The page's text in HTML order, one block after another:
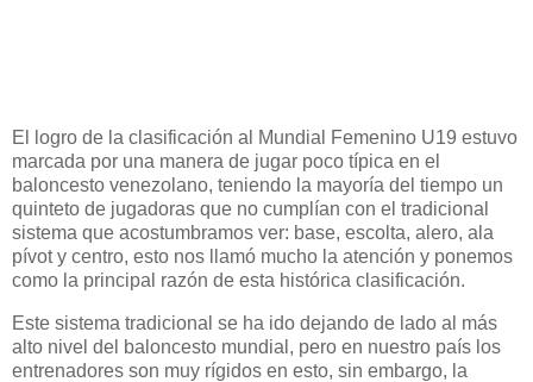
El logro de la clasificación al Mundial Femenino U19 estuvo
marcada por una manera de jugar poco típica en el
baloncesto venezolano, teniendo la mayoría del tiempo un
quinteto de jugadoras que no cumplían con el tradicional
sistema que acostumbramos ver: base, escolta, alero, ala
pívot y centro, esto nos llamó mucho la atención y ponemos
como la principal razón de esta histórica clasificación.
Este sistema tradicional se ha ido dejando de lado al más
alto nivel del baloncesto mundial, pero en nuestro país los
entrenadores son muy rígidos en esto, sin embargo, la